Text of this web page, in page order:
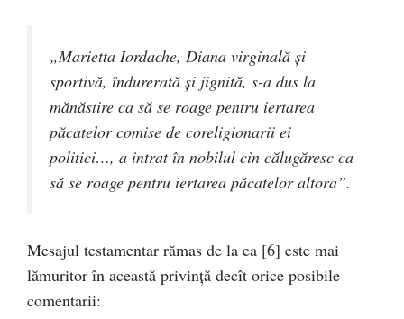
„Marietta Iordache, Diana virginală şi
sportivă, îndurerată şi jignită, s-a dus la
mănăstire ca să se roage pentru iertarea
păcatelor comise de coreligionarii ei
politici…, a intrat în nobilul cin călugăresc ca
să se roage pentru iertarea păcatelor altora”.
Mesajul testamentar rămas de la ea [6] este mai
lămuritor în această privinţă decît orice posibile
comentarii: